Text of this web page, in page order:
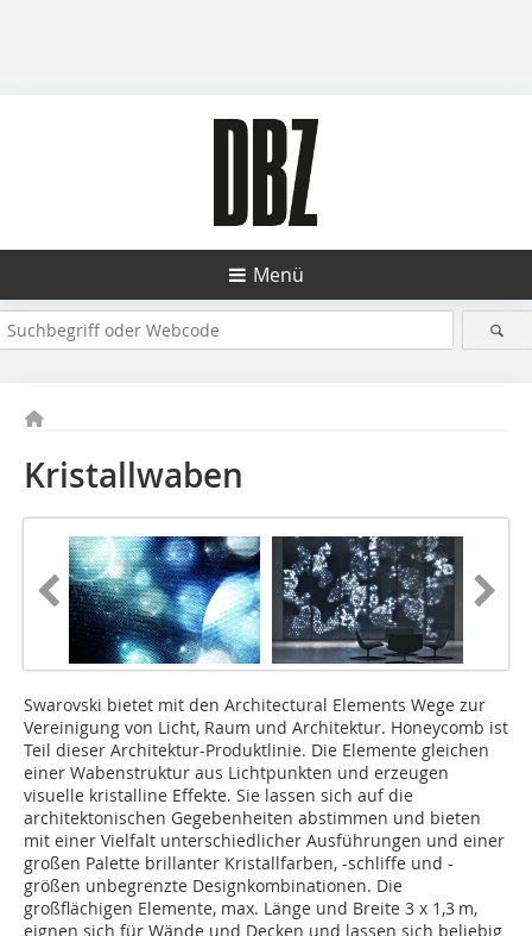
Menü
Kristallwaben
Swarovski bietet mit den Architectural Elements Wege zur
Vereinigung von Licht, Raum und Architektur. Honeycomb ist
Teil dieser Architektur-Produktlinie. Die Elemente gleichen
einer Wabenstruktur aus Lichtpunkten und erzeugen
visuelle kristalline Effekte. Sie lassen sich auf die
architektonischen Gegebenheiten abstimmen und bieten
mit einer Vielfalt unterschiedlicher Ausführungen und einer
großen Palette brillanter Kristallfarben, -schliffe und -
größen unbegrenzte Designkombinationen. Die
großflächigen Elemente, max. Länge und Breite 3 x 1,3 m,
eignen sich für Wände und Decken und lassen sich beliebig